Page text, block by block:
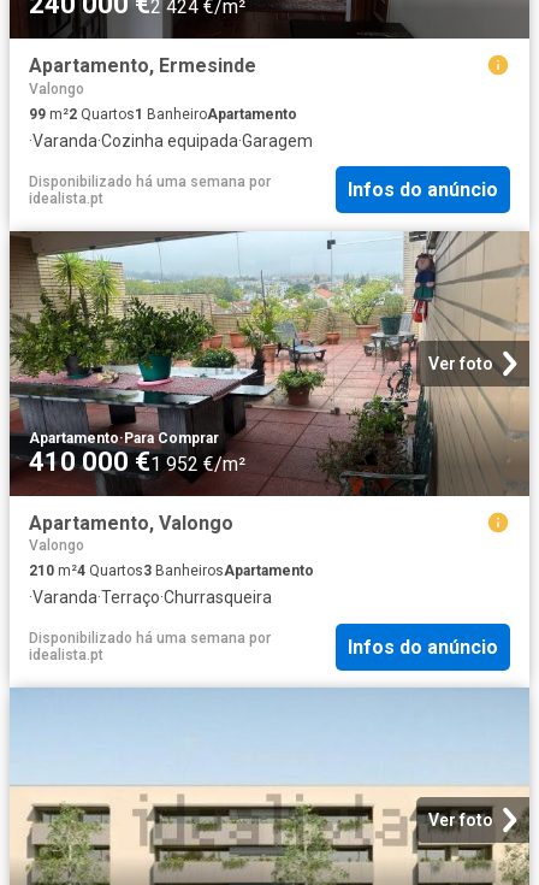
2 424 €/m²
Apartamento, Ermesinde
Valongo
99 m²2 Quartos1 BanheiroApartamento
·Varanda·Cozinha equipada·Garagem
Disponibilizado há uma semana por
idealista.pt
Infos do anúncio
Ver foto
Apartamento·Para Comprar
410 000 €1 952 €/m²
Apartamento, Valongo
Valongo
210 m²4 Quartos3 BanheirosApartamento
·Varanda·Terraço·Churrasqueira
Disponibilizado há uma semana por
idealista.pt
Infos do anúncio
Ver foto